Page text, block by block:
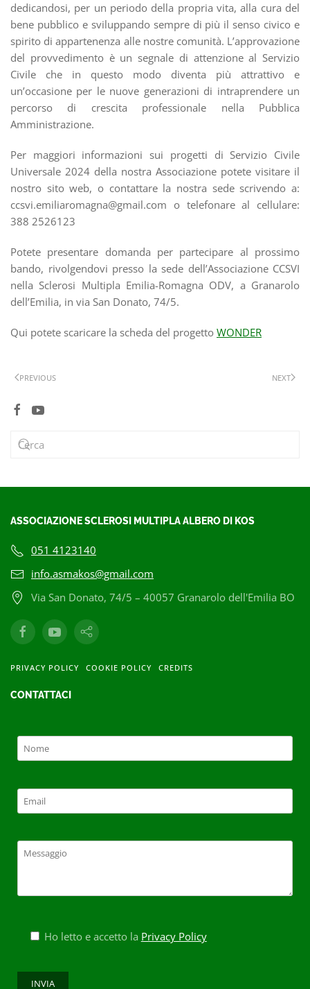
dedicandosi, per un periodo della propria vita, alla cura del
bene pubblico e sviluppando sempre di più il senso civico e
spirito di appartenenza alle nostre comunità. L’approvazione
del provvedimento è un segnale di attenzione al Servizio
Civile che in questo modo diventa più attrattivo e
un’occasione per le nuove generazioni di intraprendere un
percorso di crescita professionale nella Pubblica
Amministrazione.
Per maggiori informazioni sui progetti di Servizio Civile
Universale 2024 della nostra Associazione potete visitare il
nostro sito web, o contattare la nostra sede scrivendo a:
ccsvi.emiliaromagna@gmail.com o telefonare al cellulare:
388 2526123
Potete presentare domanda per partecipare al prossimo
bando, rivolgendovi presso la sede dell’Associazione CCSVI
nella Sclerosi Multipla Emilia-Romagna ODV, a Granarolo
dell’Emilia, in via San Donato, 74/5.
Qui potete scaricare la scheda del progetto WONDER
PREVIOUS NEXT
ASSOCIAZIONE SCLEROSI MULTIPLA ALBERO DI KOS
051 4123140
info.asmakos@gmail.com
Via San Donato, 74/5 – 40057 Granarolo dell'Emilia BO
PRIVACY POLICY COOKIE POLICY CREDITS
CONTATTACI
Ho letto e accetto la Privacy Policy